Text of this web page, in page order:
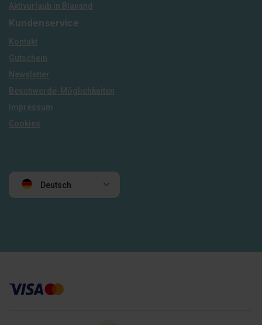
Aktivurlaub in Blavand
Kundenservice
Kontakt
Gutschein
Newsletter
Beschwerde-Möglichkeiten
Impressum
Cookies
Deutsch